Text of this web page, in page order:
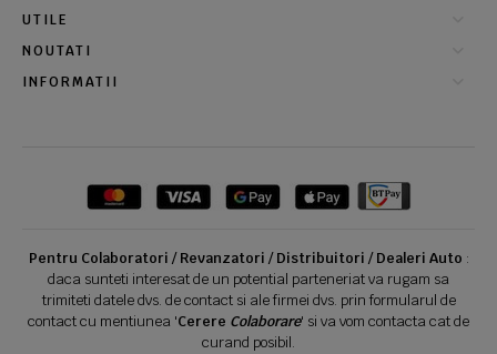
UTILE
NOUTATI
INFORMATII
Pentru Colaboratori / Revanzatori / Distribuitori / Dealeri Auto :
daca sunteti interesat de un potential parteneriat va rugam sa
trimiteti datele dvs. de contact si ale firmei dvs. prin formularul de
contact cu mentiunea 'Cerere Colaborare' si va vom contacta cat de
curand posibil.